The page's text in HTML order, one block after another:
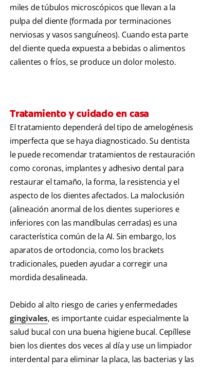
miles de túbulos microscópicos que llevan a la
pulpa del diente (formada por terminaciones
nerviosas y vasos sanguíneos). Cuando esta parte
del diente queda expuesta a bebidas o alimentos
calientes o fríos, se produce un dolor molesto.
Tratamiento y cuidado en casa
El tratamiento dependerá del tipo de amelogénesis
imperfecta que se haya diagnosticado. Su dentista
le puede recomendar tratamientos de restauración
como coronas, implantes y adhesivo dental para
restaurar el tamaño, la forma, la resistencia y el
aspecto de los dientes afectados. La maloclusión
(alineación anormal de los dientes superiores e
inferiores con las mandíbulas cerradas) es una
característica común de la AI. Sin embargo, los
aparatos de ortodoncia, como los brackets
tradicionales, pueden ayudar a corregir una
mordida desalineada.
Debido al alto riesgo de caries y enfermedades
gingivales, es importante cuidar especialmente la
salud bucal con una buena higiene bucal. Cepíllese
bien los dientes dos veces al día y use un limpiador
interdental para eliminar la placa, las bacterias y las